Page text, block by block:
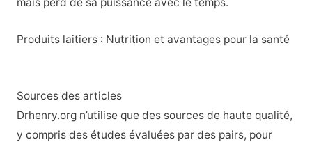
mais perd de sa puissance avec le temps.
Produits laitiers : Nutrition et avantages pour la santé
Sources des articles
Drhenry.org n’utilise que des sources de haute qualité,
y compris des études évaluées par des pairs, pour